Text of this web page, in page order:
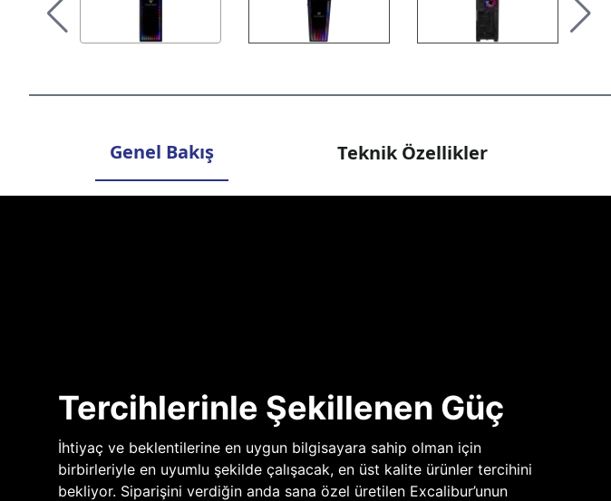
Genel Bakış Teknik Özellikler
Tercihlerinle Şekillenen Güç
İhtiyaç ve beklentilerine en uygun bilgisayara sahip olman için
birbirleriyle en uyumlu şekilde çalışacak, en üst kalite ürünler tercihini
bekliyor. Siparişini verdiğin anda sana özel üretilen Excalibur’unun